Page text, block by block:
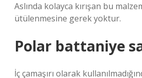
Aslında kolayca kırışan bu
ütülenmesine gerek yoktur.
Polar battaniye
İç çamaşırı olarak